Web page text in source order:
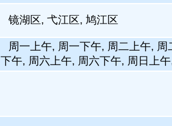
镜湖区, 弋江区, 鸠江区
周一上午, 周一下午, 周二上午,
下午, 周六上午, 周六下午, 周日上